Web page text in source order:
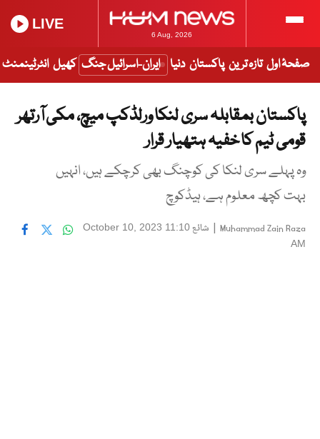
6 Aug, 2026
LIVE
صفحۂ اول تازہ ترین پاکستان دنیا ایران-اسرائیل جنگ کھیل انٹرٹینمنٹ
پاکستان بمقابلہ سری لنکا ورلڈکپ میچ، مکی آرتھر
قومی ٹیم کا خفیہ ہتھیار قرار
وہ پہلے سری لنکا کی کوچنگ بھی کرچکے ہیں، انہیں
بہت کچھ معلوم ہے، ہیڈکوچ
Muhammad Zain Raza
| شائعOctober 10, 2023 11:10
AM